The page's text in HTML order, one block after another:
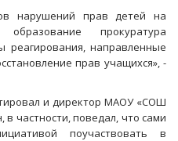
нарушений прав детей на
прокуратура
реагирования, направленные
прав учащихся», -
и директор МАОУ «СОШ
частности, поведал, что сами
поучаствовать в